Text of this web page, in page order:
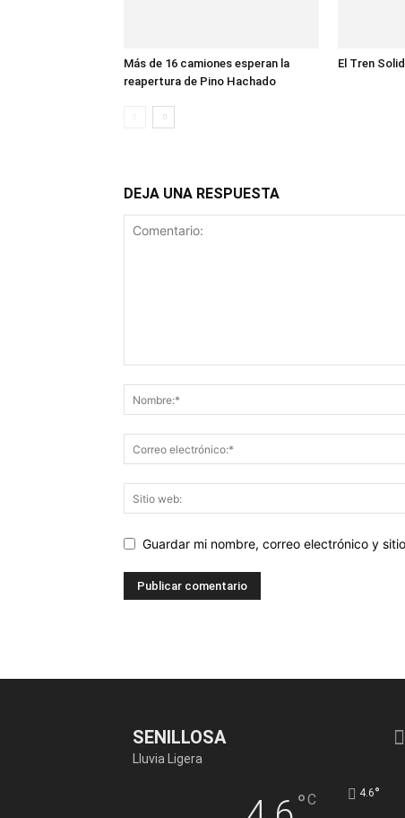
Más de 16 camiones esperan la
reapertura de Pino Hachado
El Tren
DEJA UNA RESPUESTA
Guardar mi nombre, correo electrónico y
SENILLOSA
Lluvia Ligera
°C 4.6°